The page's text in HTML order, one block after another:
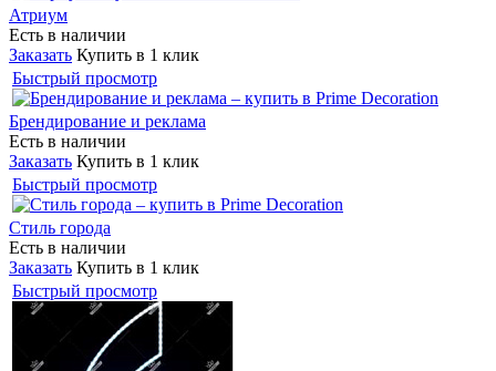
Атриум
Есть в наличии
Заказать Купить в 1 клик
Быстрый просмотр
Брендирование и реклама
Есть в наличии
Заказать Купить в 1 клик
Быстрый просмотр
Стиль города
Есть в наличии
Заказать Купить в 1 клик
Быстрый просмотр